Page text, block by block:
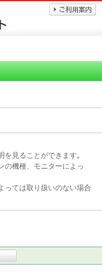
を見ることができます｡
の機種、モニターによっ
っては取り扱いのない場合